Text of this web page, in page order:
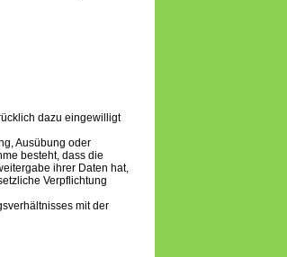
dazu eingewilligt
Ausübung oder
besteht, dass die
ihrer Daten hat,
Verpflichtung
mit der